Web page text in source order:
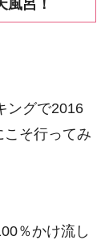
呂！
ングで2016
そ行ってみ
％かけ流し